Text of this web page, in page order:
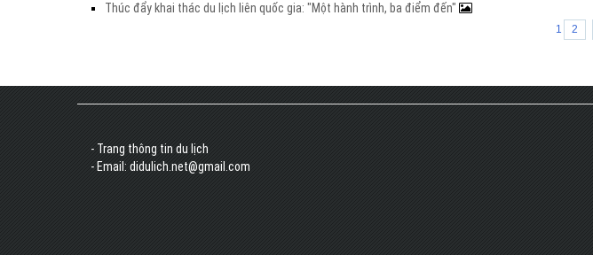
Thúc đẩy khai thác du lịch liên quốc gia: "Một hành trình, ba điểm đến"
1 2
- Trang thông tin du lịch
- Email: didulich.net@gmail.com